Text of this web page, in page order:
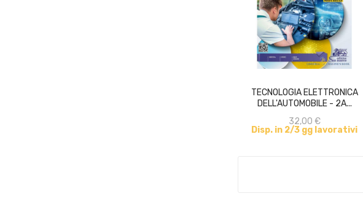
TECNOLOGIA ELETTRONICA
DELL'AUTOMOBILE - 2A...
32,00 €
Disp. in 2/3 gg lavorativi
ACQUISTA